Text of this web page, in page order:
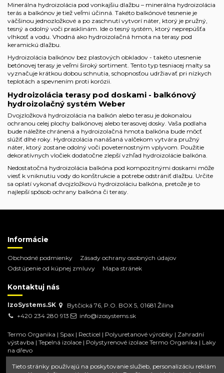
Minerálna hydroizolácia pod vonkajšiu dlažbu – minerálna hydroizolácia
terás a balkónov je tiež veľmi účinná. Takéto balkónové tesnenie je
väčšinou jednozložkové a po zaschnutí vytvorí náter, ktorý je pružný,
tesný a odolný voči prasklinám. Ide o tesný systém, ktorý neprepúšťa
vlhkosť a vodu. Vhodná ako hydroizolačná hmota na terasy pod
keramickú dlažbu.
Hydroizolácia balkónov bez plastových obkladov - takéto utesnenie
betónovej terasy je veľmi široký sortiment. Tento typ tesniacej malty sa
vyznačuje krátkou dobou schnutia, schopnosťou udržiavať pri nízkych
teplotách a spevnením proti korózii.
Hydroizolácia terasy pod doskami - balkónový
hydroizolačný systém Weber
Dvojzložková hydroizolácia na balkón alebo terasu je dokonalou
ochranou celej plochy balkónovej alebo terasovej dosky. Vaša podlaha
bude náležite chránená a hydroizolačná hmota balkóna bude môcť
slúžiť dlhé roky. Hydroizolácia nanášaná valčekom vytvára pružný
náter, ktorý zostane odolný voči poveternostným vplyvom. Použitie
dekoratívnych vločiek dodatočne zlepší vzhľad hydroizolácie balkóna.
Nedostatočná hydroizolácia balkóna pod kompozitnými doskami môže
viesť k vniknutiu vody do konštrukcie a potrebe odstrániť dlažbu. Určite
sa oplatí vykonať dvojzložkovú hydroizoláciu balkóna, pretože je to
najlepší spôsob ochrany balkóna či terasy.
Informácie
Obchodné podmienky
Zásady ochrany osobných údajov
Odstúpenie od kúpnej zmluvy
Mapa stránek
Kontaktuj nás
IzoSystems.SK
Bytčická 76, P.O. BOX 5, 01681 Žilina
+420 234 280 913
info@izosystems.sk
Termo Organika | Spax | Recticel | Polyuretanové výrobky | Zahradní
výstavba | Tepelná izolace | Polystyrenové izolace Termo Organika | Laky
na dřevo
Tieto stránky používajú na poskytovanie služieb, personalizáciu reklám